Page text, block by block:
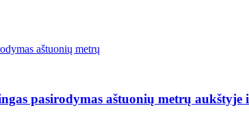
pasirodymas aštuonių metrų